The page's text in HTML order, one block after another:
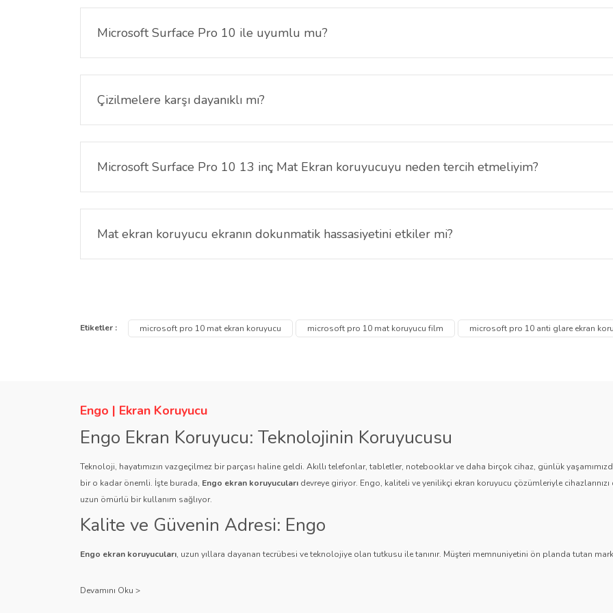
bir kullanım deneyimi sunar.
Microsoft Surface Pro 10 ile uyumlu mu?
Evet, 13 inç ekran boyutuna sahip Microsoft Surface Pro 10 modeli için özel olarak tasarlanmıştır ve tam uyumludur.
Çizilmelere karşı dayanıklı mı?
Evet, Microsoft Surface Pro 10 13 inç Mat Ekran Koruyucu sert kaplama teknolojisi ekranı çiziklere ve günlük
Microsoft Surface Pro 10 13 inç Mat Ekran koruyucuyu neden tercih etmeliyim?
Mat ekran koruyucu, yansımaları azaltarak özellikle parlak ışık altında rahat kullanım sağlar. Göz yorgunluğunu azaltır
Mat ekran koruyucu ekranın dokunmatik hassasiyetini etkiler mi?
Hayır, kaliteli mat ekran koruyucular dokunmatik hassasiyeti etkilemez. Microsoft Surface Pro 10 modelinizde akıcı bir
Bu ürüne ilk yorumu siz yapın!
Görüş ve önerileriniz için teşekkür ederiz.
Ürün bilgilerinde hatalar bulunuyor.
Ürün fiyatı diğer sitelerden daha pahalı.
Ürün hakkında henüz soru sorulmamış.
Etiketler : microsoft pro 10 mat ekran koruyucu microsoft pro 10 mat koruyucu film microsoft pro 10 anti glare ekran
Engo | Ekran Koruyucu
Engo Ekran Koruyucu: Teknolojinin Koruyucusu
Teknoloji, hayatımızın vazgeçilmez bir parçası haline geldi. Akıllı telefonlar, tabletler, notebooklar ve daha birçok cihaz, günlük
bir o kadar önemli. İşte burada, Engo ekran koruyucuları devreye giriyor. Engo, kaliteli ve yenilikçi ekran koruyucu çözümleriyle
uzun ömürlü bir kullanım sağlıyor.
Kalite ve Güvenin Adresi: Engo
Engo ekran koruyucuları, uzun yıllara dayanan tecrübesi ve teknolojiye olan tutkusu ile tanınır. Müşteri memnuniyetini ön planda tutan
Çeşitlilik ve Uyum: Engo Ekran Koruyucuları